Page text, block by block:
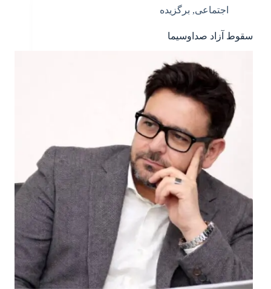
اجتماعی, برگزیده
سقوط آزاد صداوسیما